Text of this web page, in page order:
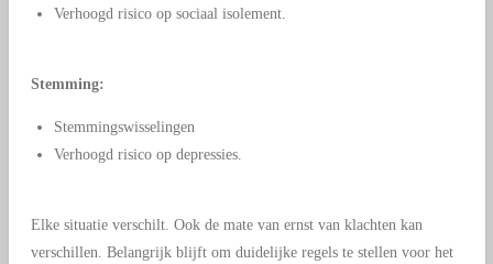
Verhoogd risico op sociaal isolement.
Stemming:
Stemmingswisselingen
Verhoogd risico op depressies.
Elke situatie verschilt. Ook de mate van ernst van klachten kan
verschillen. Belangrijk blijft om duidelijke regels te stellen voor het